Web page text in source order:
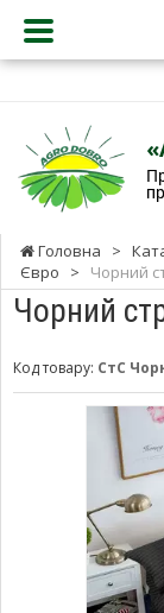
Головна >
Євро
> Чорний
Чорний
Код товару: СтС